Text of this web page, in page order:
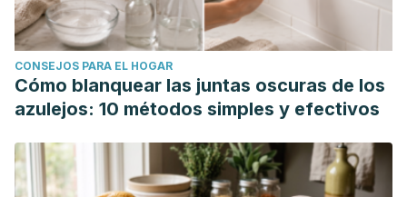
CONSEJOS PARA EL HOGAR
Cómo blanquear las juntas oscuras de los
azulejos: 10 métodos simples y efectivos